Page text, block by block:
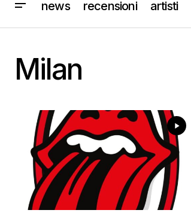
news recensioni artisti
Milan